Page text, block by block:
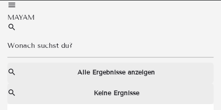
MAYAM
Alle Ergebnisse anzeigen
Keine Ergnisse